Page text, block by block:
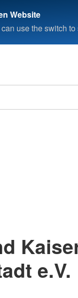
Website
use the switch
e.V.